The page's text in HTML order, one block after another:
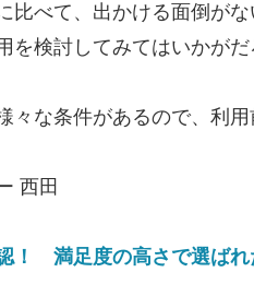
比べて、出かける面倒が
を検討してみてはいかがだ
々な条件があるので、利
西田
！ 満足度の高さで選ばれ